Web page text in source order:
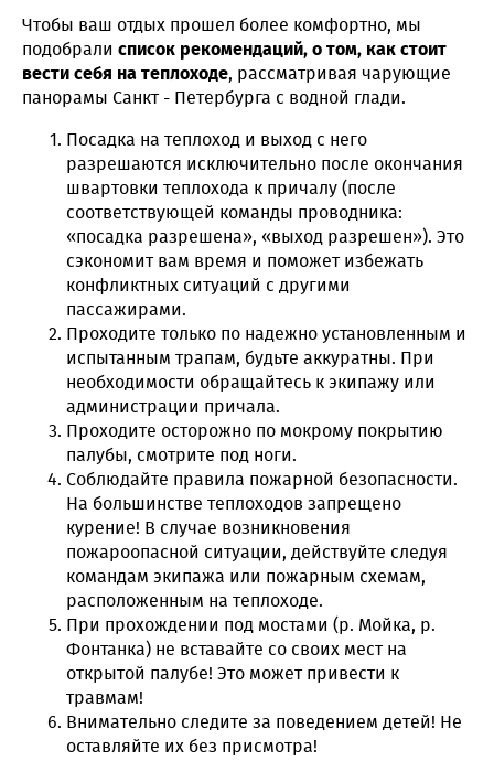
Чтобы ваш отдых прошел более комфортно, мы
подобрали список рекомендаций, о том, как стоит
вести себя на теплоходе, рассматривая чарующие
панорамы Санкт - Петербурга с водной глади.
Посадка на теплоход и выход с него
разрешаются исключительно после окончания
швартовки теплохода к причалу (после
соответствующей команды проводника:
«посадка разрешена», «выход разрешен»). Это
сэкономит вам время и поможет избежать
конфликтных ситуаций с другими
пассажирами.
Проходите только по надежно установленным и
испытанным трапам, будьте аккуратны. При
необходимости обращайтесь к экипажу или
администрации причала.
Проходите осторожно по мокрому покрытию
палубы, смотрите под ноги.
Соблюдайте правила пожарной безопасности.
На большинстве теплоходов запрещено
курение! В случае возникновения
пожароопасной ситуации, действуйте следуя
командам экипажа или пожарным схемам,
расположенным на теплоходе.
При прохождении под мостами (р. Мойка, р.
Фонтанка) не вставайте со своих мест на
открытой палубе! Это может привести к
травмам!
Внимательно следите за поведением детей! Не
оставляйте их без присмотра!